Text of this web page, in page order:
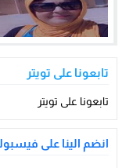
تابعونا على تويتر
تابعونا على تويتر
انضم الينا على